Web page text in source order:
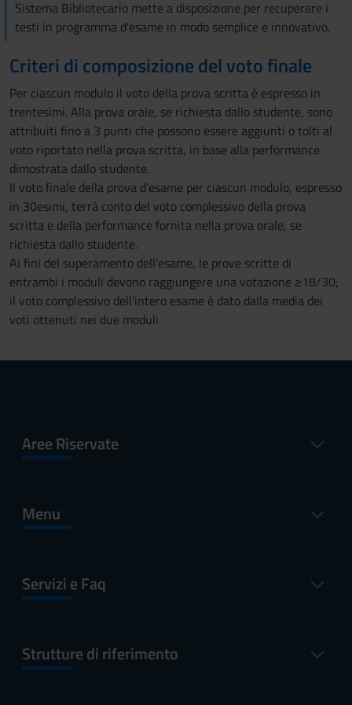
Sistema Bibliotecario mette a disposizione per recuperare i
testi in programma d'esame in modo semplice e innovativo.
Criteri di composizione del voto finale
Per ciascun modulo il voto della prova scritta è espresso in
trentesimi. Alla prova orale, se richiesta dallo studente, sono
attribuiti fino a 3 punti che possono essere aggiunti o tolti al
voto riportato nella prova scritta, in base alla performance
dimostrata dallo studente.
Il voto finale della prova d’esame per ciascun modulo, espresso
in 30esimi, terrà conto del voto complessivo della prova
scritta e della performance fornita nella prova orale, se
richiesta dallo studente.
Ai fini del superamento dell’esame, le prove scritte di
entrambi i moduli devono raggiungere una votazione ≥18/30;
il voto complessivo dell’intero esame è dato dalla media dei
voti ottenuti nei due moduli.
Aree Riservate
Menu
Servizi e Faq
Strutture di riferimento